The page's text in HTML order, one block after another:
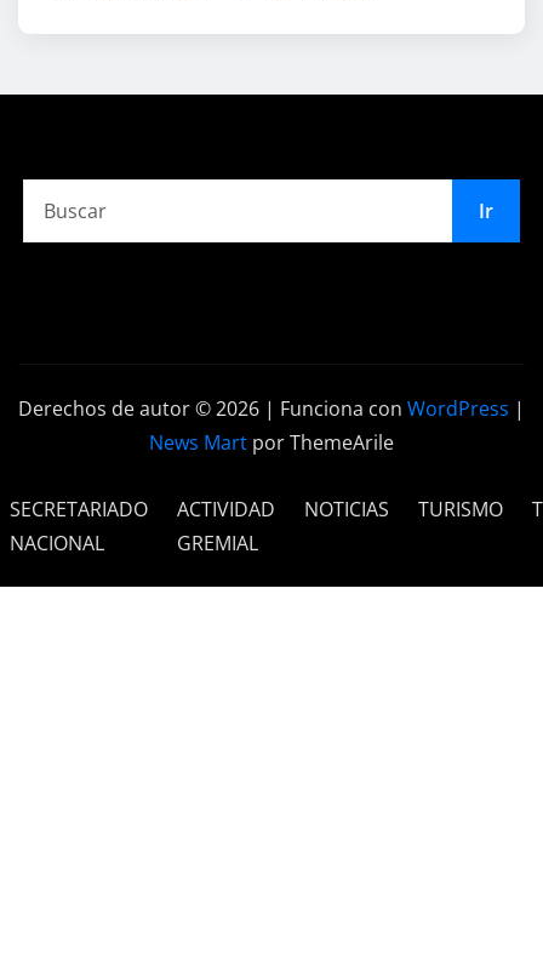
Ir
Derechos de autor © 2026 | Funciona con WordPress |
News Mart por ThemeArile
SECRETARIADO
NACIONAL
ACTIVIDAD
GREMIAL
NOTICIAS TURISMO